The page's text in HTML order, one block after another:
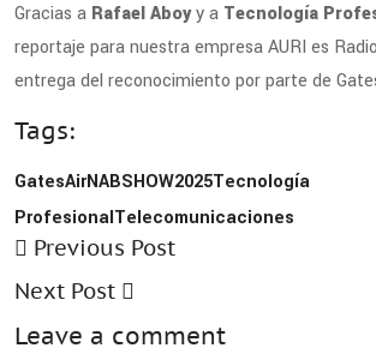
Gracias a Rafael Aboyy a Tecnología
reportaje para nuestra empresa AURI es
entrega del reconocimiento por parte de
Tags:
GatesAirNABSHOW2025Tecnología
ProfesionalTelecomunicaciones
Previous Post
Next Post
Leave a comment